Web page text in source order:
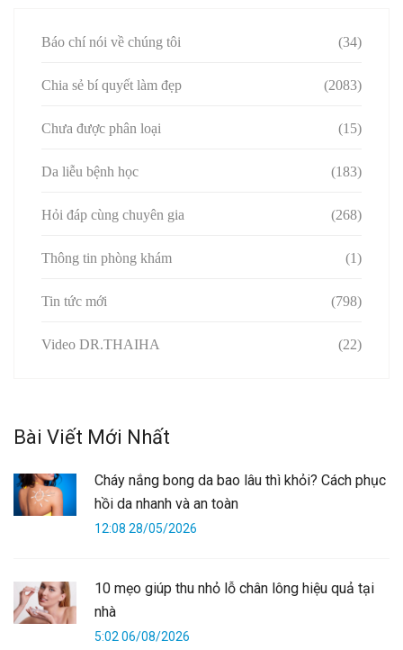
Báo chí nói về chúng tôi (34)
Chia sẻ bí quyết làm đẹp (2083)
Chưa được phân loại (15)
Da liễu bệnh học (183)
Hỏi đáp cùng chuyên gia (268)
Thông tin phòng khám (1)
Tin tức mới (798)
Video DR.THAIHA (22)
Bài Viết Mới Nhất
Cháy nắng bong da bao lâu thì khỏi? Cách phục
hồi da nhanh và an toàn
12:08 28/05/2026
10 mẹo giúp thu nhỏ lỗ chân lông hiệu quả tại
nhà
5:02 06/08/2026